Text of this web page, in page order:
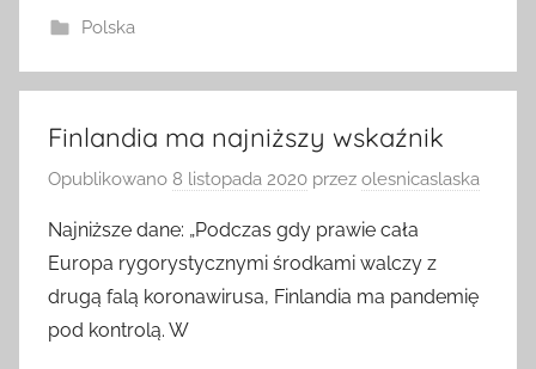
Polska
Finlandia ma najniższy wskaźnik
Opublikowano 8 listopada 2020 przez olesnicaslaska
Najniższe dane: „Podczas gdy prawie cała
Europa rygorystycznymi środkami walczy z
drugą falą koronawirusa, Finlandia ma pandemię
pod kontrolą. W